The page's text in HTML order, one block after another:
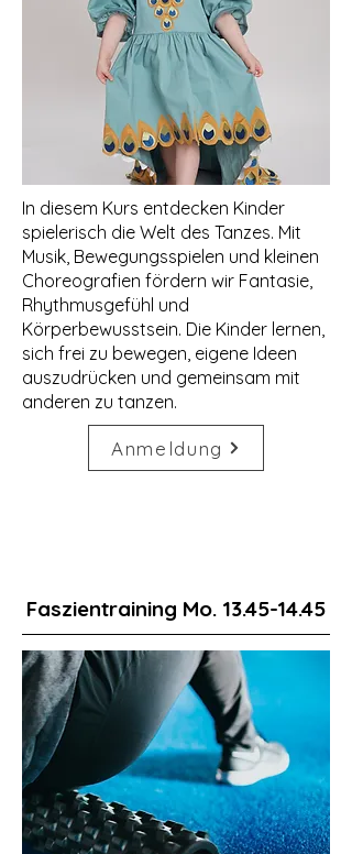
In diesem Kurs entdecken Kinder
spielerisch die Welt des Tanzes. Mit
Musik, Bewegungsspielen und kleinen
Choreografien fördern wir Fantasie,
Rhythmusgefühl und
Körperbewusstsein. Die Kinder lernen,
sich frei zu bewegen, eigene Ideen
auszudrücken und gemeinsam mit
anderen zu tanzen.
Anmeldung
Faszientraining Mo. 13.45-14.45